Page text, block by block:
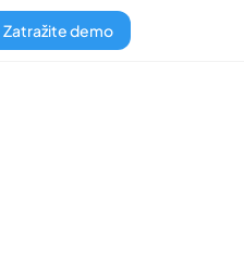
Zatražite demo